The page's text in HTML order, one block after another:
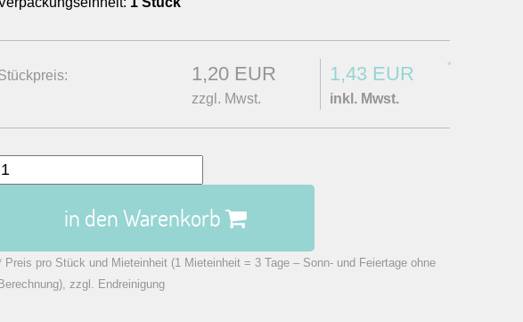
1,20 EUR
zzgl. Mwst.
1,43 EUR *
inkl. Mwst.
in den Warenkorb
Preis pro Stück und Mieteinheit (1 Mieteinheit = 3 Tage – Sonn- und Feiertage ohne
Berechnung), zzgl. Endreinigung